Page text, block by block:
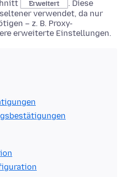
Erweitert
. Diese
verwendet, da nur
– z. B. Proxy-
erweiterte Einstellungen.